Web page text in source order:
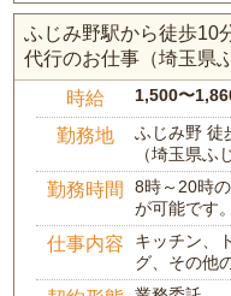
ふじみ野駅から徒歩10
代行のお仕事（埼玉県
時給 1,500〜
勤務地
ふじみ野 徒
（埼玉県ふ
勤務時間
8時～20時
が可能です
仕事内容
キッチン、
グ、その他